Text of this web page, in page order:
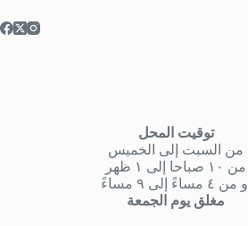
توقيت المحل
من السبت إلى الخميس
من ١٠ صباحا إلى ١ ظهر
او من ٤ مساءً إلى ٩ مساءً
مغلق يوم الجمعة